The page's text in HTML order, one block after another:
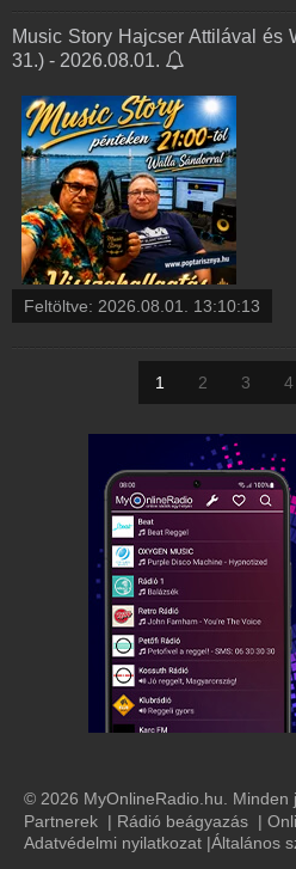
Music Story Hajcser Attilával és
31.) - 2026.08.01.
Feltöltve: 2026.08.01. 13:10:13
1 2 3 4
© 2026 MyOnlineRadio.hu. Minden
Partnerek | Rádió beágyazás |
Adatvédelmi nyilatkozat |Általános